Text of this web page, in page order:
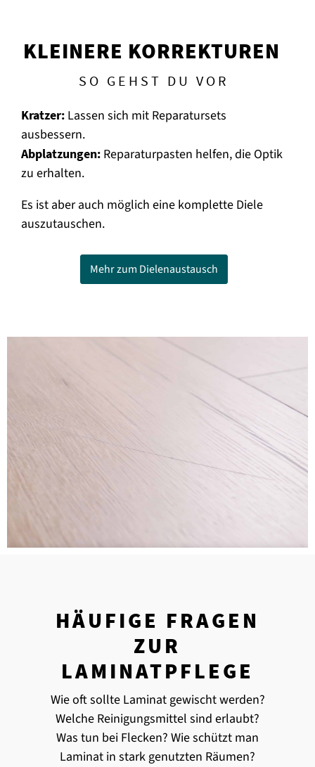
KLEINERE KORREKTUREN
SO GEHST DU VOR
Kratzer: Lassen sich mit Reparatursets
ausbessern.
Abplatzungen: Reparaturpasten helfen, die Optik
zu erhalten.
Es ist aber auch möglich eine komplette Diele
auszutauschen.
Mehr zum Dielenaustausch
HÄUFIGE FRAGEN
ZUR
LAMINATPFLEGE
Wie oft sollte Laminat gewischt werden?
Welche Reinigungsmittel sind erlaubt?
Was tun bei Flecken? Wie schützt man
Laminat in stark genutzten Räumen?